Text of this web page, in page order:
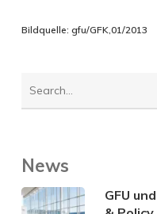
Bildquelle: gfu/GFK,01/2013
News
GFU